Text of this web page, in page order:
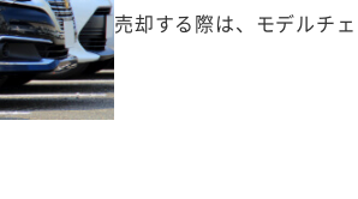
売却する際は、モデルチ